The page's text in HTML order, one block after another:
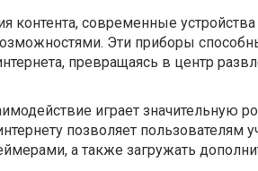
контента, современные
Эти приборы
превращаясь в центр
играет значительную
позволяет пользователям
а также загружать